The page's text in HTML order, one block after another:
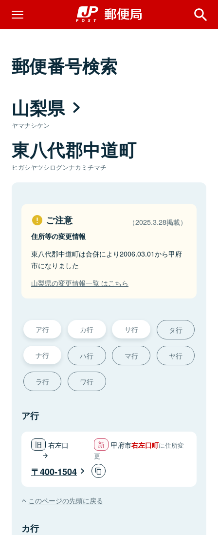
郵便番号検索
山梨県
ヤマナシケン
東八代郡中道町
ヒガシヤツシログンナカミチマチ
ご注意 （2025.3.28掲載）
住所等の変更情報
東八代郡中道町は合併により2006.03.01から甲府
市になりました
山梨県の変更情報一覧 はこちら
ア行 カ行 サ行 タ行
ナ行 ハ行 マ行 ヤ行
ラ行 ワ行
ア行
右左口 甲府市右左口町に住所変
更
400-1504
このページの先頭に戻る
カ行